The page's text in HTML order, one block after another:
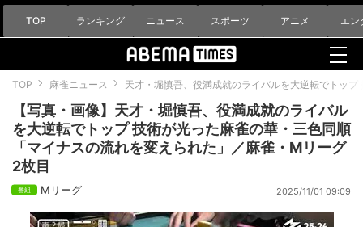
TOP ランキング ニュース スポーツ アニメ エン
TOP 麻雀ニュース 天才・堀慎吾、役満成就のライバルを大逆転でトッ
【写真・画像】天才・堀慎吾、役満成就のライバル
を大逆転でトップ 技術が光った麻雀の華・三色同順
「マイナスの流れを変えられた」／麻雀・Mリーグ
2枚目
Mリーグ 2025/11/01 09:09